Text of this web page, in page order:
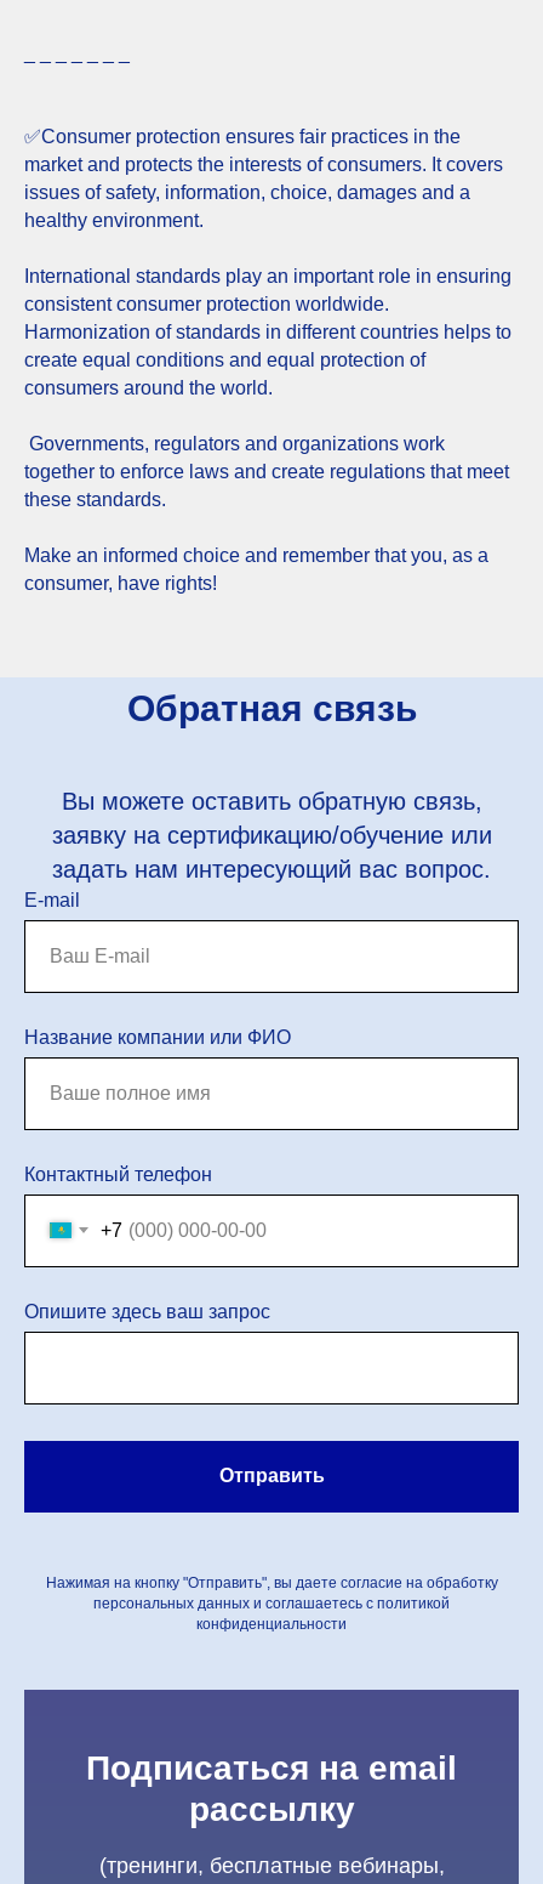
✅️Consumer protection ensures fair practices in the
market and protects the interests of consumers. It covers
issues of safety, information, choice, damages and a
healthy environment.
International standards play an important role in ensuring
consistent consumer protection worldwide.
Harmonization of standards in different countries helps to
create equal conditions and equal protection of
consumers around the world.
Governments, regulators and organizations work
together to enforce laws and create regulations that meet
these standards.
Make an informed choice and remember that you, as a
consumer, have rights!
Обратная связь
Вы можете оставить обратную связь,
заявку на сертификацию/обучение или
задать нам интересующий вас вопрос.
E-mail
Название компании или ФИО
Контактный телефон
+7
Опишите здесь ваш запрос
Отправить
Нажимая на кнопку "Отправить", вы даете согласие на обработку
персональных данных и соглашаетесь c политикой
конфиденциальности
Подписаться на email
рассылку
(тренинги, бесплатные вебинары,